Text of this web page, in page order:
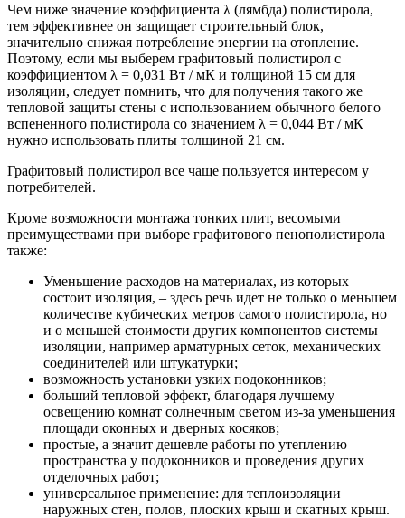
Чем ниже значение коэффициента λ (лямбда) полистирола,
тем эффективнее он защищает строительный блок,
значительно снижая потребление энергии на отопление.
Поэтому, если мы выберем графитовый полистирол с
коэффициентом λ = 0,031 Вт / мК и толщиной 15 см для
изоляции, следует помнить, что для получения такого же
тепловой защиты стены с использованием обычного белого
вспененного полистирола со значением λ = 0,044 Вт / мК
нужно использовать плиты толщиной 21 см.
Графитовый полистирол все чаще пользуется интересом у
потребителей.
Кроме возможности монтажа тонких плит, весомыми
преимуществами при выборе графитового пенополистирола
также:
Уменьшение расходов на материалах, из которых
состоит изоляция, – здесь речь идет не только о меньшем
количестве кубических метров самого полистирола, но
и о меньшей стоимости других компонентов системы
изоляции, например арматурных сеток, механических
соединителей или штукатурки;
возможность установки узких подоконников;
больший тепловой эффект, благодаря лучшему
освещению комнат солнечным светом из-за уменьшения
площади оконных и дверных косяков;
простые, а значит дешевле работы по утеплению
пространства у подоконников и проведения других
отделочных работ;
универсальное применение: для теплоизоляции
наружных стен, полов, плоских крыш и скатных крыш.